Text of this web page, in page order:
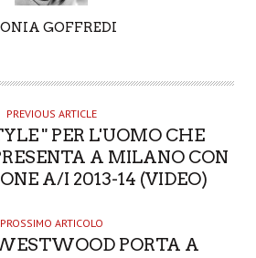
GOFFREDI
PREVIOUS ARTICLE
" PER L'UOMO CHE
A MILANO CON
A/I 2013-14 (VIDEO)
PROSSIMO ARTICOLO
PORTA A